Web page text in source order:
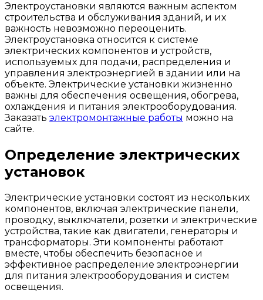
Электроустановки являются важным аспектом
строительства и обслуживания зданий, и их
важность невозможно переоценить.
Электроустановка относится к системе
электрических компонентов и устройств,
используемых для подачи, распределения и
управления электроэнергией в здании или на
объекте. Электрические установки жизненно
важны для обеспечения освещения, обогрева,
охлаждения и питания электрооборудования.
Заказать электромонтажные работы можно на
сайте.
Определение электрических
установок
Электрические установки состоят из нескольких
компонентов, включая электрические панели,
проводку, выключатели, розетки и электрические
устройства, такие как двигатели, генераторы и
трансформаторы. Эти компоненты работают
вместе, чтобы обеспечить безопасное и
эффективное распределение электроэнергии
для питания электрооборудования и систем
освещения.